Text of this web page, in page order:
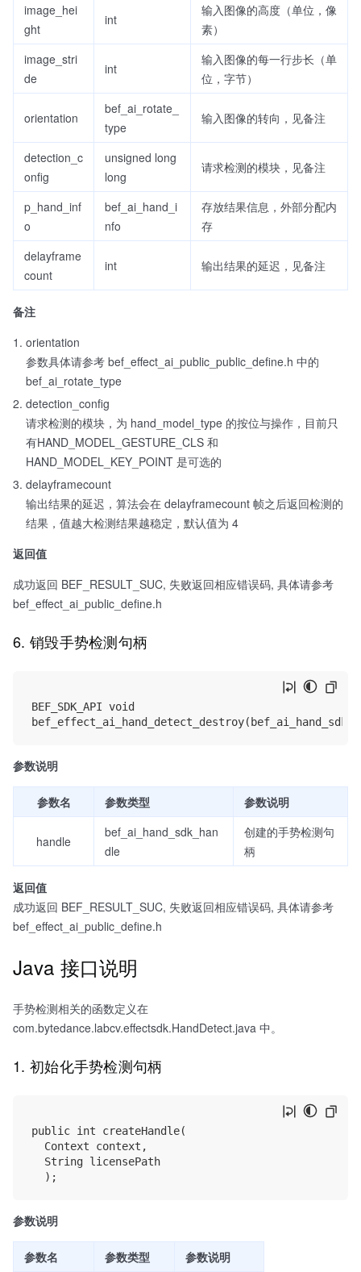
image_hei
ght
int
输入图像的高度（单位，像
素）
image_stri
de
int
输入图像的每一行步长（单
位，字节）
orientation
bef_ai_rotate_
type
输入图像的转向，见备注
detection_c
onfig
unsigned long
long
请求检测的模块，见备注
p_hand_inf
o
bef_ai_hand_i
nfo
存放结果信息，外部分配内
存
delayframe
count
int 输出结果的延迟，见备注
备注
orientation
参数具体请参考 bef_effect_ai_public_public_define.h 中的
bef_ai_rotate_type
detection_config
请求检测的模块，为 hand_model_type 的按位与操作，目前只
有HAND_MODEL_GESTURE_CLS 和
HAND_MODEL_KEY_POINT 是可选的
delayframecount
输出结果的延迟，算法会在 delayframecount 帧之后返回检测的
结果，值越大检测结果越稳定，默认值为 4
返回值
成功返回 BEF_RESULT_SUC, 失败返回相应错误码, 具体请参考
bef_effect_ai_public_define.h
6. 销毁手势检测句柄
BEF_SDK_API void
参数说明
参数名 参数类型 参数说明
handle
bef_ai_hand_sdk_han
dle
创建的手势检测句
柄
返回值
成功返回 BEF_RESULT_SUC, 失败返回相应错误码, 具体请参考
bef_effect_ai_public_define.h
Java 接口说明
手势检测相关的函数定义在
com.bytedance.labcv.effectsdk.HandDetect.java 中。
1. 初始化手势检测句柄
public int createHandle(
参数说明
参数名 参数类型 参数说明